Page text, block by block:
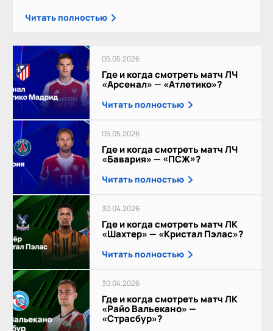
Читать полностью
05.05.2026
Где и когда смотреть матч ЛЧ
«Арсенал» — «Атлетико»?
Читать полностью
05.05.2026
Где и когда смотреть матч ЛЧ
«Бавария» — «ПСЖ»?
Читать полностью
30.04.2026
Где и когда смотреть матч ЛК
«Шахтер» — «Кристал Пэлас»?
Читать полностью
30.04.2026
Где и когда смотреть матч ЛК
«Райо Вальекано» —
«Страсбур»?